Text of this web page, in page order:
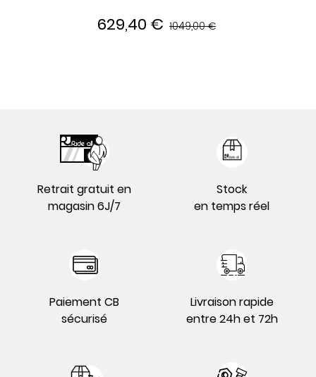
629,40 € 1049,00 €
Retrait gratuit en
magasin 6J/7
Stock
en temps réel
Paiement CB
sécurisé
Livraison rapide
entre 24h et 72h